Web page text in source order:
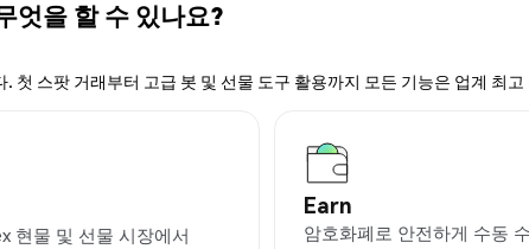
엇을 할 수 있나요?
첫 스팟 거래부터 고급 봇 및 선물 도구 활용까지 모든 기능은 업계 최
현물 및 선물 시장에서
Earn
암호화폐로 안전하게 수동